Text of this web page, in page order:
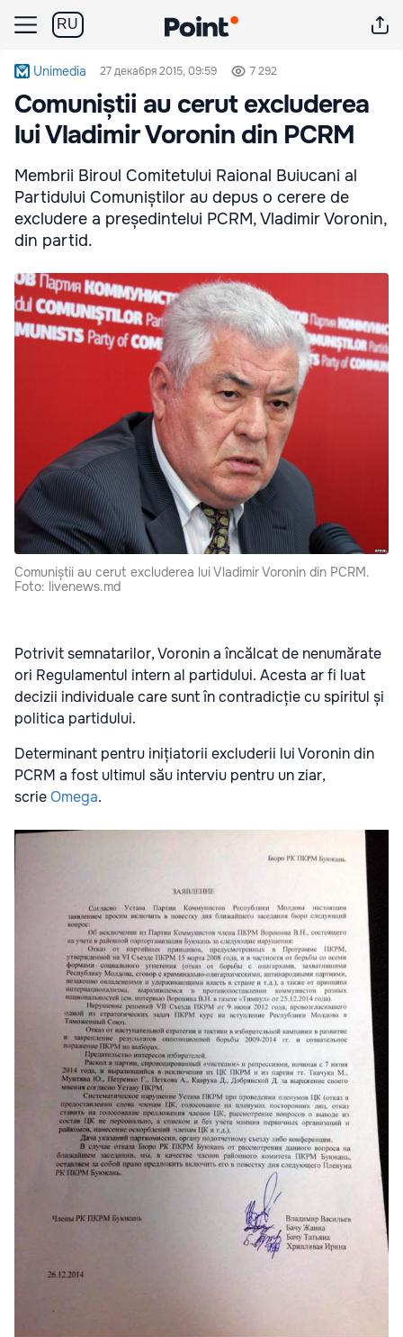
RU
Unimedia 27 декабря 2015, 09:59 7 292
Comuniștii au cerut excluderea
lui Vladimir Voronin din PCRM
Membrii Biroul Comitetului Raional Buiucani al
Partidului Comuniștilor au depus o cerere de
excludere a președintelui PCRM, Vladimir Voronin,
din partid.
Comuniștii au cerut excluderea lui Vladimir Voronin din PCRM.
Foto: livenews.md
Potrivit semnatarilor, Voronin a încălcat de nenumărate
ori Regulamentul intern al partidului. Acesta ar fi luat
decizii individuale care sunt în contradicție cu spiritul și
politica partidului.
Determinant pentru inițiatorii excluderii lui Voronin din
PCRM a fost ultimul său interviu pentru un ziar,
scrieOmega.